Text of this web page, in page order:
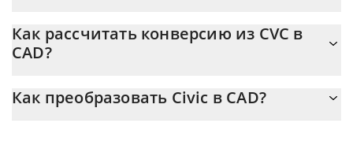
На данный момент 1 Civic равно 0.02477441 {toSymbol
Как рассчитать конверсию из CVC в
CAD?
конвертации CVC в CAD, просто введя сумму Civic в
Как преобразовать Civic в CAD?